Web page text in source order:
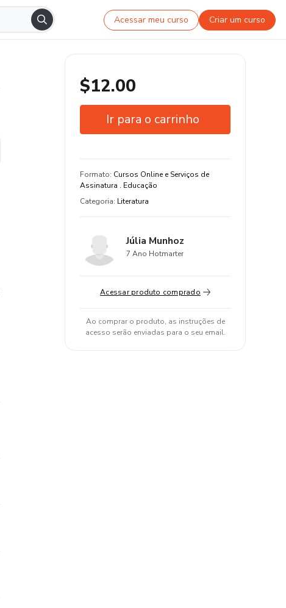
Acessar meu curso Criar um curso
$12.00
Ir para o carrinho
Estude do seu jeito e em qualquer
dispositivo
Formato: Cursos Online e Serviços de
Assinatura . Educação
Categoria: Literatura
Júlia Munhoz
7 Ano Hotmarter
Acessar produto comprado
Ao comprar o produto, as instruções de
acesso serão enviadas para o seu email.